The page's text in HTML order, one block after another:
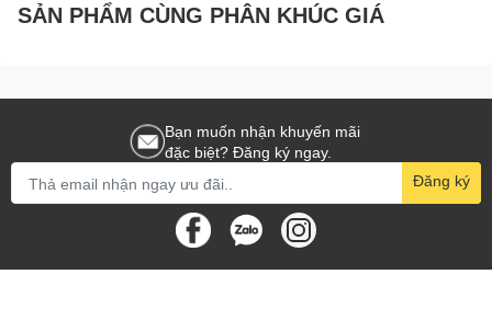
Chế độ độ trễ thấp tự động và chuyển đổi phương tiện nhanh
chóng cho phim và video sử dụng cơ chế HDMI VRR để loại bỏ
khoảng thời gian mất điện khi thiết bị Nguồn HDMI chuyển chế độ
video của nó
SẢN PHẨM CÙNG PHÂN KHÚC GIÁ
Bạn muốn nhận khuyến mãi
đặc biệt? Đăng ký ngay.
Đăng ký